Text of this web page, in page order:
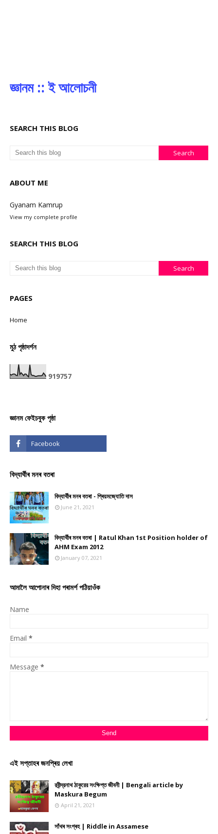
জ্ঞানম :: ই আলোচনী
SEARCH THIS BLOG
ABOUT ME
Gyanam Kamrup
View my complete profile
SEARCH THIS BLOG
PAGES
Home
মুঠ পৃষ্ঠাদৰ্শন
919757
জ্ঞানম ফেইচবুক পৃষ্ঠা
বিদ্যাৰ্থীৰ মনৰ বতৰা
বিদ্যাৰ্থীৰ মনৰ বতৰা - প্ৰিয়মজ্যোতি দাস
June 21, 2021
বিদ্যাৰ্থীৰ মনৰ বতৰা | Ratul Khan 1st Position holder of
AHM Exam 2012
January 07, 2021
আমালৈ আপোনাৰ দিহা পৰামৰ্শ পঠিয়াওঁক
Name
Email *
Message *
এই সপ্তাহৰ জনপ্ৰিয় লেখা
রবীন্দ্রনাথ ঠাকুরের সংক্ষিপ্ত জীবনী | Bengali article by
Maskura Begum
April 21, 2021
সাঁথৰ সংগ্ৰহ | Riddle in Assamese